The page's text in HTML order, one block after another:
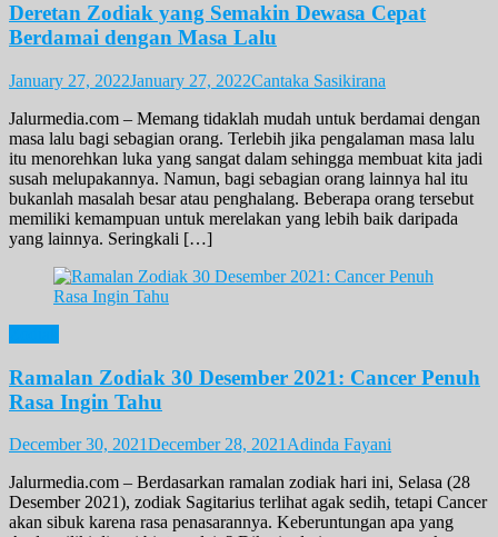
Deretan Zodiak yang Semakin Dewasa Cepat
Berdamai dengan Masa Lalu
January 27, 2022January 27, 2022Cantaka Sasikirana
Jalurmedia.com – Memang tidaklah mudah untuk berdamai dengan
masa lalu bagi sebagian orang. Terlebih jika pengalaman masa lalu
itu menorehkan luka yang sangat dalam sehingga membuat kita jadi
susah melupakannya. Namun, bagi sebagian orang lainnya hal itu
bukanlah masalah besar atau penghalang. Beberapa orang tersebut
memiliki kemampuan untuk merelakan yang lebih baik daripada
yang lainnya. Seringkali […]
Ramalan Zodiak 30 Desember 2021: Cancer Penuh
Rasa Ingin Tahu
December 30, 2021December 28, 2021 Adinda Fayani
Jalurmedia.com – Berdasarkan ramalan zodiak hari ini, Selasa (28
Desember 2021), zodiak Sagitarius terlihat agak sedih, tetapi Cancer
akan sibuk karena rasa penasarannya. Keberuntungan apa yang